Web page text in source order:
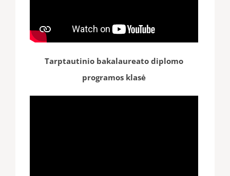
Tarptautinio bakalaureato diplomo
programos klasė